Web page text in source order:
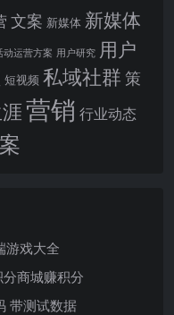
文案 新媒体 新媒体
动运营方案 用户研究 用户
短视频 私域社群 策
营销 行业动态
游戏大全
商城赚积分
带测试数据